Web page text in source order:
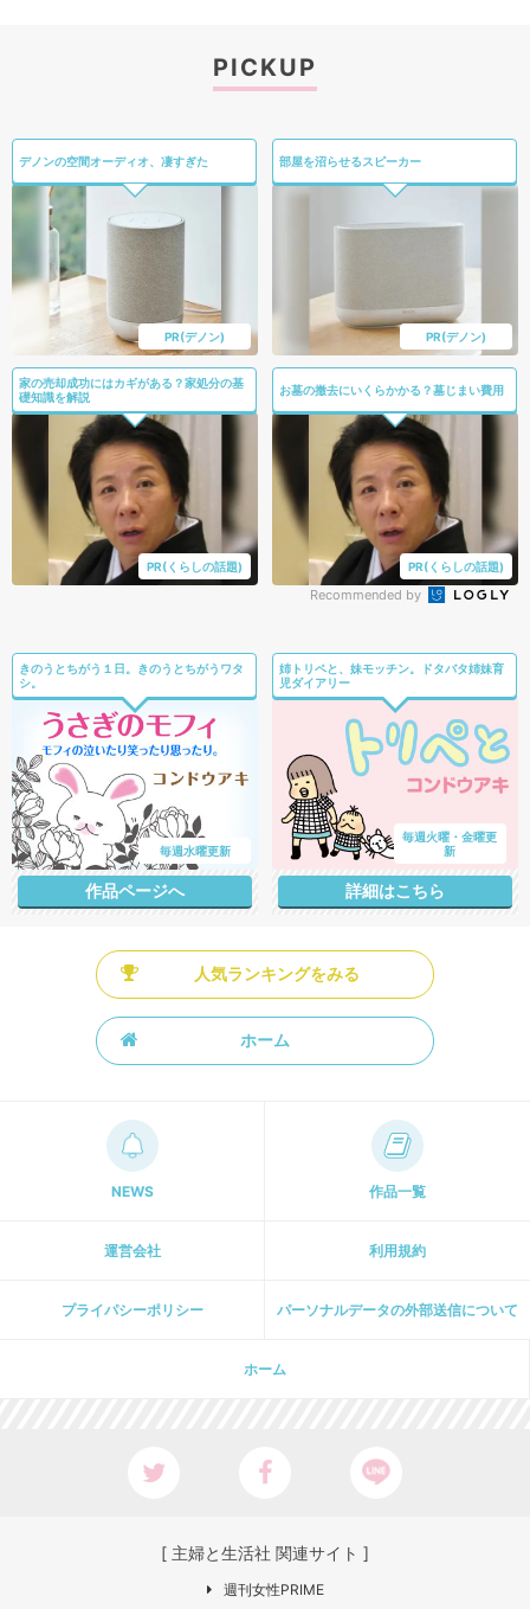
PICKUP
デノンの空間オーディオ、凄すぎた
PR(デノン)
部屋を沼らせるスピーカー
PR(デノン)
家の売却成功にはカギがある？家処分の基
礎知識を解説
PR(くらしの話題)
お墓の撤去にいくらかかる？墓じまい費用
PR(くらしの話題)
Recommended by
きのうとちがう１日。きのうとちがうワタ
シ。
毎週水曜更新
作品ページへ
姉トリペと、妹モッチン。ドタバタ姉妹育
児ダイアリー
毎週火曜・金曜更
新
詳細はこちら
人気ランキングをみる
ホーム
NEWS 作品一覧
運営会社 利用規約
プライパシーポリシー パーソナルデータの外部送信について
ホーム
[ 主婦と生活社 関連サイト ]
週刊女性PRIME